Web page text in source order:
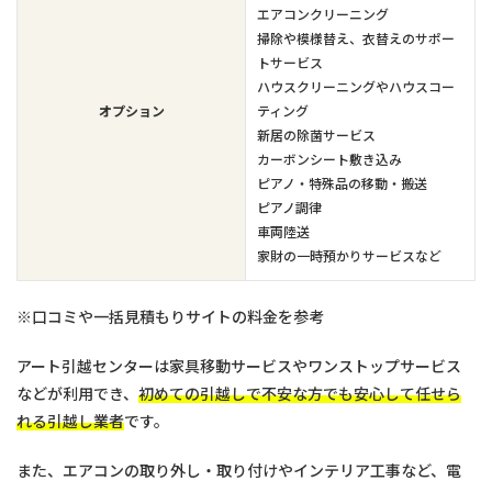
オプション
エアコンクリーニング
掃除や模様替え、衣替えのサポー
トサービス
ハウスクリーニングやハウスコー
ティング
新居の除菌サービス
カーボンシート敷き込み
ピアノ・特殊品の移動・搬送
ピアノ調律
車両陸送
家財の一時預かりサービスなど
※口コミや一括見積もりサイトの料金を参考
アート引越センターは家具移動サービスやワンストップサービス
などが利用でき、 初めての引越しで不安な方でも安心して任せら
れる引越し業者です。
また、エアコンの取り外し・取り付けやインテリア工事など、電